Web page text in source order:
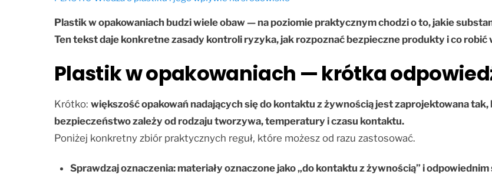
Plastik w opakowaniach budzi wiele obaw — na poziomie praktycznym chodzi o to, jakie
Ten tekst daje konkretne zasady kontroli ryzyka, jak rozpoznać bezpieczne produkty i co robić
Plastik w opakowaniach — krótka
Krótko: większość opakowań nadających się do kontaktu z żywnością jest zaprojektowana
bezpieczeństwo zależy od rodzaju tworzywa, temperatury i czasu kontaktu.
Poniżej konkretny zbiór praktycznych reguł, które możesz od razu zastosować.
Sprawdzaj oznaczenia: materiały oznaczone jako „do kontaktu z żywnością” i